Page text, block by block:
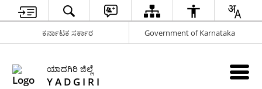
ಕರ್ನಾಟಕ ಸರ್ಕಾರ Government of Karnataka
ಯಾದಗಿರಿ ಜಿಲ್ಲೆ
Y A D G I R I